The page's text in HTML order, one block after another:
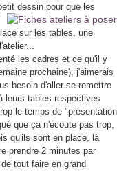
dessin pour que les
sur les tables, une
les cadres et ce qu'il y
prochaine), j'aimerais
besoin d'aller se remettre
leurs tables respectives
le temps de "présentation
que ça n'écoute pas trop,
qu'ils sont en place, là
prendre 2 minutes par
tout faire en grand